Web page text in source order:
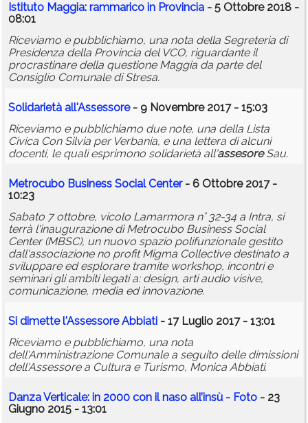
Istituto Maggia: rammarico in Provincia - 5 Ottobre 2018 -
08:01
Riceviamo e pubblichiamo, una nota della Segreteria di
Presidenza della Provincia del VCO, riguardante il
procrastinare della questione Maggia da parte del
Consiglio Comunale di Stresa.
Solidarietà all'Assessore- 9 Novembre 2017 - 15:03
Riceviamo e pubblichiamo due note, una della Lista
Civica Con Silvia per Verbania, e una lettera di alcuni
docenti, le quali esprimono solidarietà all'assesoreSau.
Metrocubo Business Social Center- 6 Ottobre 2017 -
10:23
Sabato 7 ottobre, vicolo Lamarmora n° 32-34 a Intra, si
terrà l'inaugurazione di Metrocubo Business Social
Center (MBSC), un nuovo spazio polifunzionale gestito
dall'associazione no profit Migma Collective destinato a
sviluppare ed esplorare tramite workshop, incontri e
seminari gli ambiti legati a: design, arti audio visive,
comunicazione, media ed innovazione.
Si dimette l'Assessore Abbiati - 17 Luglio 2017 - 13:01
Riceviamo e pubblichiamo, una nota
dell'Amministrazione Comunale a seguito delle dimissioni
dell'Assessore a Cultura e Turismo, Monica Abbiati.
Danza Verticale: in 2000 con il naso all’insù - Foto - 23
Giugno 2015 - 13:01